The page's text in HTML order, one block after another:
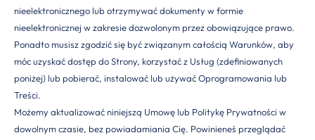
nieelektronicznego lub otrzymywać dokumenty w formie
nieelektronicznej w zakresie dozwolonym przez obowiązujące prawo.
Ponadto musisz zgodzić się być związanym całością Warunków, aby
móc uzyskać dostęp do Strony, korzystać z Usług (zdefiniowanych
poniżej) lub pobierać, instalować lub używać Oprogramowania lub
Treści.
Możemy aktualizować niniejszą Umowę lub Politykę Prywatności w
dowolnym czasie, bez powiadamiania Cię. Powinieneś przeglądać